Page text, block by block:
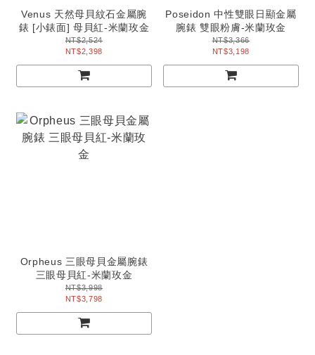
Venus 天然母貝紋石金屬腕
錶 [小錶面] 母貝紅-米蘭玫金
NT$2,524
NT$2,398
Poseidon 中性雙眼日顯金屬
腕錶 雙眼粉膚-米蘭玫金
NT$3,366
NT$3,198
Orpheus 三眼母貝金屬腕錶
三眼母貝紅-米蘭玫金
NT$3,998
NT$3,798